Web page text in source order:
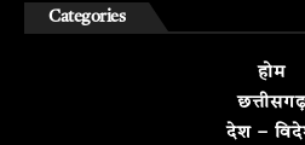
Categories
होम
छत्तीसगढ़
देश –